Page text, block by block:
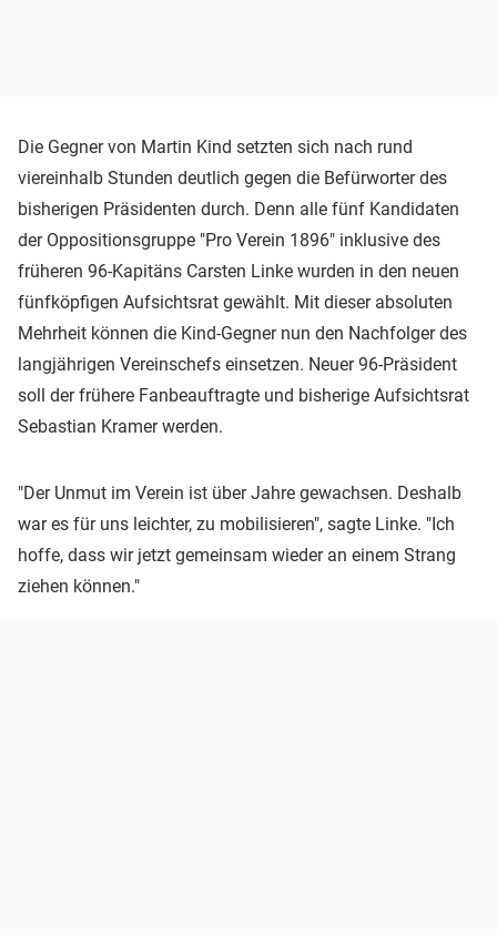
Die Gegner von Martin Kind setzten sich nach rund
viereinhalb Stunden deutlich gegen die Befürworter des
bisherigen Präsidenten durch. Denn alle fünf Kandidaten
der Oppositionsgruppe "Pro Verein 1896" inklusive des
früheren 96-Kapitäns Carsten Linke wurden in den neuen
fünfköpfigen Aufsichtsrat gewählt. Mit dieser absoluten
Mehrheit können die Kind-Gegner nun den Nachfolger des
langjährigen Vereinschefs einsetzen. Neuer 96-Präsident
soll der frühere Fanbeauftragte und bisherige Aufsichtsrat
Sebastian Kramer werden.
"Der Unmut im Verein ist über Jahre gewachsen. Deshalb
war es für uns leichter, zu mobilisieren", sagte Linke. "Ich
hoffe, dass wir jetzt gemeinsam wieder an einem Strang
ziehen können."